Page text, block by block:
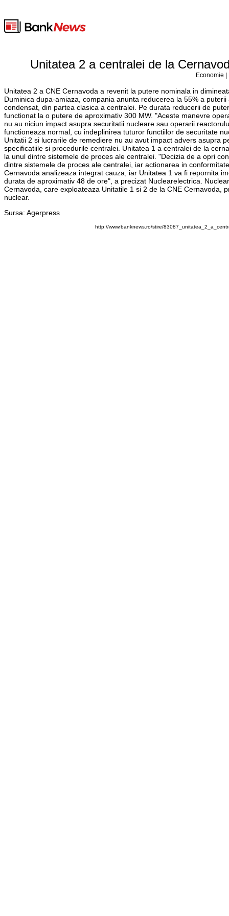
Unitatea 2 a centralei de la
Economie
Unitatea 2 a CNE Cernavoda a revenit la putere nominala in
Duminica dupa-amiaza, compania anunta reducerea la 55% a
condensat, din partea clasica a centralei. Pe durata reducerii de
functionat la o putere de aproximativ 300 MW. "Aceste manevre
nu au niciun impact asupra securitatii nucleare sau operarii
functioneaza normal, cu indeplinirea tuturor functiilor de securitate
Unitatii 2 si lucrarile de remediere nu au avut impact advers asupra
specificatiile si procedurile centralei. Unitatea 1 a centralei de la
la unul dintre sistemele de proces ale centralei. "Decizia de a opri
dintre sistemele de proces ale centralei, iar actionarea in
Cernavoda analizeaza integrat cauza, iar Unitatea 1 va fi repornita
durata de aproximativ 48 de ore", a precizat Nuclearelectrica.
Cernavoda, care exploateaza Unitatile 1 si 2 de la CNE Cernavoda,
nuclear.
Sursa: Agerpress
http://www.banknews.ro/stire/